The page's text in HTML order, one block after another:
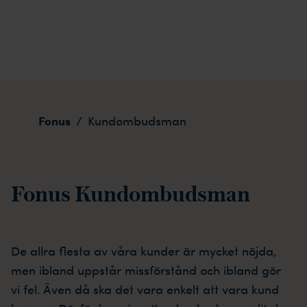
Fonus / Kundombudsman
Fonus Kundombudsman
De allra flesta av våra kunder är mycket nöjda,
men ibland uppstår missförstånd och ibland gör
vi fel. Även då ska det vara enkelt att vara kund